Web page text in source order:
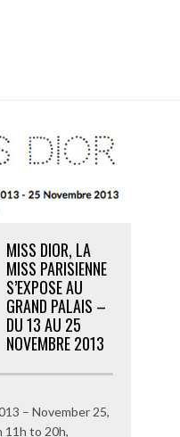
MISS DIOR, LA
MISS PARISIENNE
S’EXPOSE AU
GRAND PALAIS –
DU 13 AU 25
NOVEMBRE 2013
– November 25,
11h to 20h,